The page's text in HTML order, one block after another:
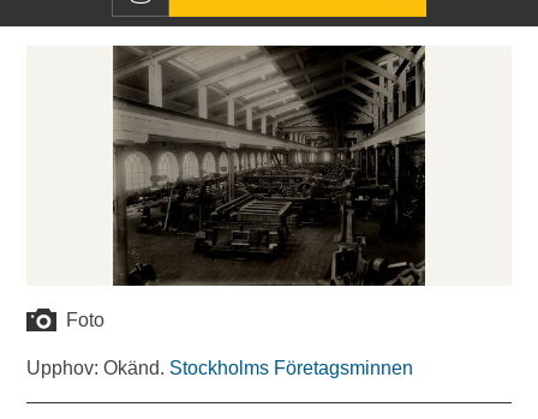
Foto
Upphov: Okänd. Stockholms Företagsminnen